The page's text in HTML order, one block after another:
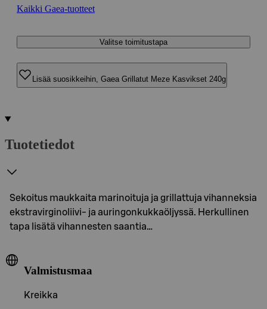
Kaikki Gaea-tuotteet
Valitse toimitustapa
Lisää suosikkeihin, Gaea Grillatut Meze Kasvikset 240g
Tuotetiedot
Sekoitus maukkaita marinoituja ja grillattuja vihanneksia
ekstravirginoliivi- ja auringonkukkaöljyssä. Herkullinen
tapa lisätä vihannesten saantia…
Valmistusmaa
Kreikka